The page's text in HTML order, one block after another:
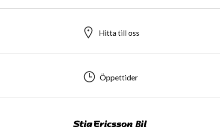
Hitta till oss
Öppettider